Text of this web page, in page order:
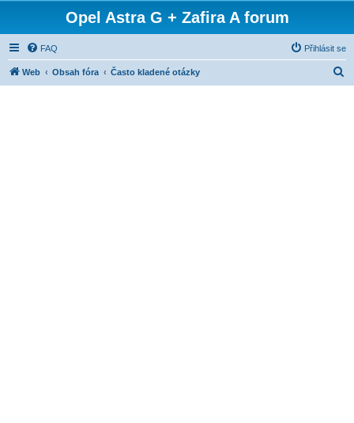
Opel Astra G + Zafira A forum
FAQ Přihlásit se
Web Obsah fóra Často kladené otázky